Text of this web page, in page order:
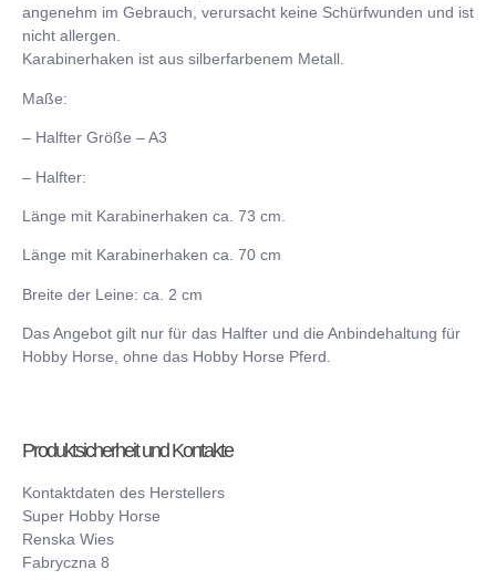
angenehm im Gebrauch, verursacht keine Schürfwunden und ist
nicht allergen.
Karabinerhaken ist aus silberfarbenem Metall.
Maße:
– Halfter Größe – A3
– Halfter:
Länge mit Karabinerhaken ca. 73 cm.
Länge mit Karabinerhaken ca. 70 cm
Breite der Leine: ca. 2 cm
Das Angebot gilt nur für das Halfter und die Anbindehaltung für
Hobby Horse, ohne das Hobby Horse Pferd.
Produktsicherheit und Kontakte
Kontaktdaten des Herstellers
Super Hobby Horse
Renska Wies
Fabryczna 8